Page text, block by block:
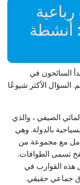
أنشطة
السائحون في
السؤال الأكثر شيوعًا
الصيفي ، والذي
بالدولة. وهي
مع مجموعة من
تسمى الطوافات.
القوارب في
جماعي حقيقي.